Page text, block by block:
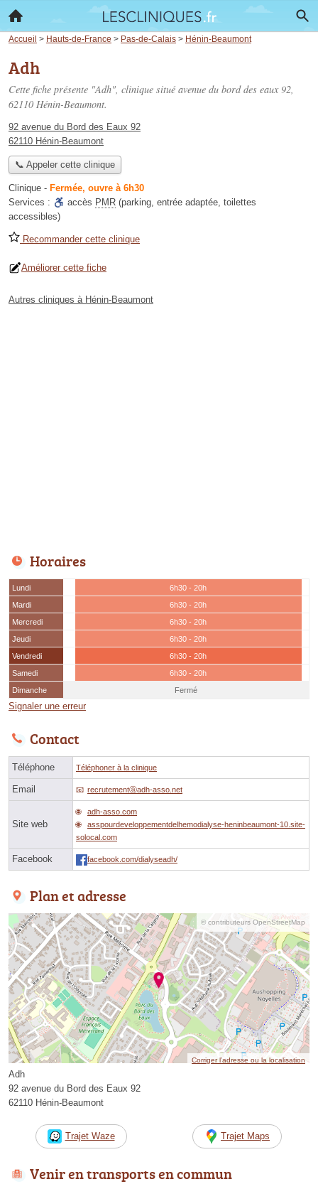
Accueil > Hauts-de-France > Pas-de-Calais > Hénin-Beaumont
Adh
Cette fiche présente "Adh", clinique situé avenue du bord des eaux 92,
62110 Hénin-Beaumont.
92 avenue du Bord des Eaux 92
62110 Hénin-Beaumont
📞 Appeler cette clinique
Clinique - Fermée, ouvre à 6h30
Services :
accès PMR (parking, entrée adaptée, toilettes
accessibles)
Recommander cette clinique
Améliorer cette fiche
Autres cliniques à Hénin-Beaumont
Horaires
Lundi
6h30 - 20h
Mardi
6h30 - 20h
Mercredi
6h30 - 20h
Jeudi
6h30 - 20h
Vendredi
6h30 - 20h
Samedi
6h30 - 20h
Dimanche
Fermé
Signaler une erreur
Contact
Téléphone Téléphoner à la clinique
Email recrutementⓐadh-asso.net
Site web
adh-asso.com
asspourdeveloppementdelhemodialyse-heninbeaumont-10.site-
solocal.com
Facebook facebook.com/dialyseadh/
Plan et adresse
© contributeurs OpenStreetMap
Corriger l’adresse ou la localisation
Adh
92 avenue du Bord des Eaux 92
62110 Hénin-Beaumont
Trajet Waze Trajet Maps
Venir en transports en commun